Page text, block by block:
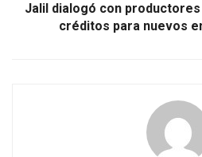
Jalil dialogó con productores
créditos para nuevos